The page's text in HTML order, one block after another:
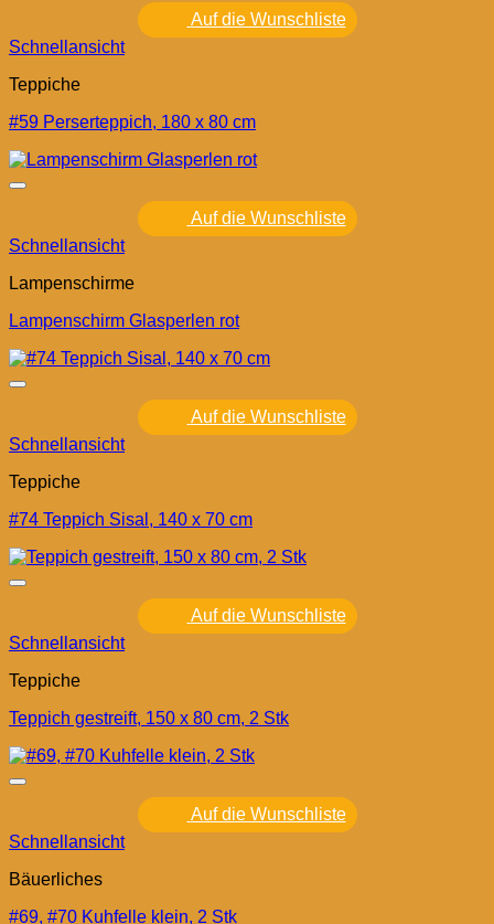
Auf die Wunschliste
Schnellansicht
Teppiche
#59 Perserteppich, 180 x 80 cm
Auf die Wunschliste
Schnellansicht
Lampenschirme
Lampenschirm Glasperlen rot
Auf die Wunschliste
Schnellansicht
Teppiche
#74 Teppich Sisal, 140 x 70 cm
Auf die Wunschliste
Schnellansicht
Teppiche
Teppich gestreift, 150 x 80 cm, 2 Stk
Auf die Wunschliste
Schnellansicht
Bäuerliches
#69, #70 Kuhfelle klein, 2 Stk